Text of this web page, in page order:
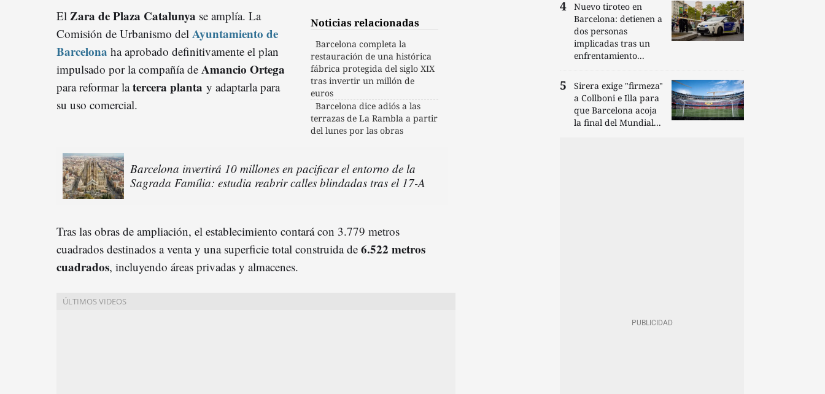
Noticias relacionadas
Barcelona completa la
restauración de una histórica
fábrica protegida del siglo XIX
tras invertir un millón de
euros
Barcelona dice adiós a las
terrazas de La Rambla a partir
del lunes por las obras
El Zara de Plaza Catalunya se amplía. La
Comisión de Urbanismo del Ayuntamiento de
Barcelona ha aprobado definitivamente el plan
impulsado por la compañía de Amancio Ortega
para reformar latercera planta y adaptarla para
su uso comercial.
Barcelona invertirá 10 millones en pacificar el entorno de la
Sagrada Família: estudia reabrir calles blindadas tras el 17-A
Tras las obras de ampliación, el establecimiento contará con 3.779 metros
cuadrados destinados a venta y una superficie total construida de 6.522 metros
cuadrados, incluyendo áreas privadas y almacenes.
Nuevo tiroteo en
Barcelona: detienen a
dos personas
implicadas tras un
enfrentamiento...
Sirera exige "firmeza"
a Collboni e Illa para
que Barcelona acoja
la final del Mundial...